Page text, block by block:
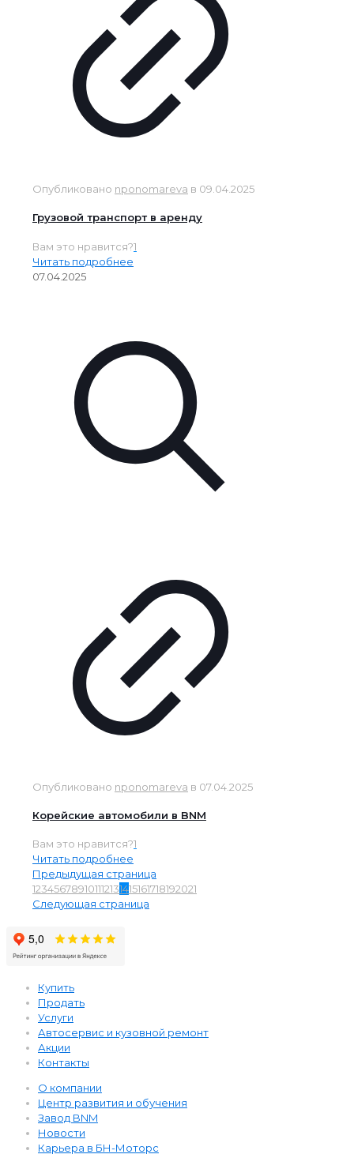
Опубликовано nponomareva в 09.04.2025
Грузовой транспорт в аренду
Вам это нравится?1
Читать подробнее
07.04.2025
Опубликовано nponomareva в 07.04.2025
Корейские автомобили в BNM
Вам это нравится?1
Читать подробнее
Предыдущая страница
123456789101112131415161718192021
Следующая страница
Купить
Продать
Услуги
Автосервис и кузовной ремонт
Акции
Контакты
О компании
Центр развития и обучения
Завод BNM
Новости
Карьера в БН-Моторс